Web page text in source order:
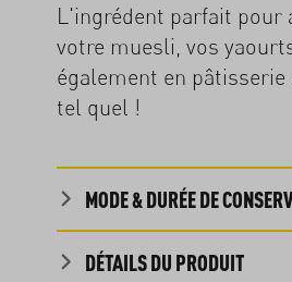
L'ingrédent parfait pour
votre muesli, vos
également en
tel quel !
MODE & DURÉE DE
DÉTAILS DU PRODUIT